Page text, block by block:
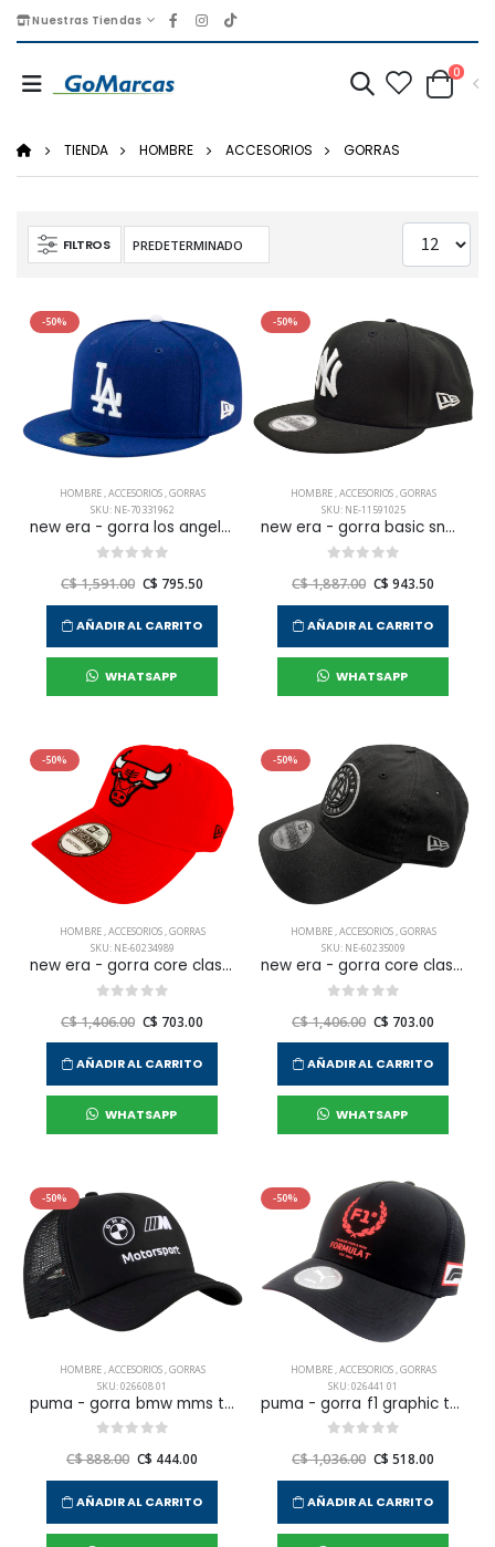
Nuestras Tiendas
0
TIENDA HOMBRE ACCESORIOS GORRAS
FILTROS
-50%
HOMBRE,ACCESORIOS,GORRAS
SKU: NE-70331962
new era - gorra los angeles dodgers para hombre
C$ 1,591.00 C$ 795.50
AÑADIR AL CARRITO
WHATSAPP
-50%
HOMBRE,ACCESORIOS,GORRAS
SKU: NE-11591025
new era - gorra basic snap 950 new york yankees para hombre
C$ 1,887.00 C$ 943.50
AÑADIR AL CARRITO
WHATSAPP
-50%
HOMBRE,ACCESORIOS,GORRAS
SKU: NE-60234989
new era - gorra core classic 2 0 950 chicago bull para hombre
C$ 1,406.00 C$ 703.00
AÑADIR AL CARRITO
WHATSAPP
-50%
HOMBRE,ACCESORIOS,GORRAS
SKU: NE-60235009
new era - gorra core classic 2 0 bronet otc/osfm para hombre
C$ 1,406.00 C$ 703.00
AÑADIR AL CARRITO
WHATSAPP
-50%
HOMBRE,ACCESORIOS,GORRAS
SKU: 026608 01
puma - gorra bmw mms trucker para hombre
C$ 888.00 C$ 444.00
AÑADIR AL CARRITO
-50%
HOMBRE,ACCESORIOS,GORRAS
SKU: 026441 01
puma - gorra f1 graphic trucker para hombre
C$ 1,036.00 C$ 518.00
AÑADIR AL CARRITO